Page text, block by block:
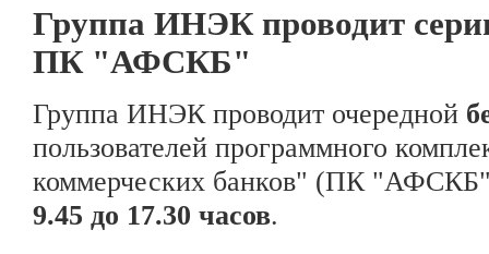
Группа ИНЭК проводит
ПК "АФСКБ"
Группа ИНЭК проводит очередной
пользователей программного
коммерческих банков" (ПК
9.45 до 17.30 часов.